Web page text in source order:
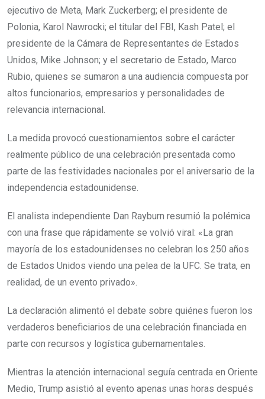
ejecutivo de Meta, Mark Zuckerberg; el presidente de
Polonia, Karol Nawrocki; el titular del FBI, Kash Patel; el
presidente de la Cámara de Representantes de Estados
Unidos, Mike Johnson; y el secretario de Estado, Marco
Rubio, quienes se sumaron a una audiencia compuesta por
altos funcionarios, empresarios y personalidades de
relevancia internacional.
La medida provocó cuestionamientos sobre el carácter
realmente público de una celebración presentada como
parte de las festividades nacionales por el aniversario de la
independencia estadounidense.
El analista independiente Dan Rayburn resumió la polémica
con una frase que rápidamente se volvió viral: «La gran
mayoría de los estadounidenses no celebran los 250 años
de Estados Unidos viendo una pelea de la UFC. Se trata, en
realidad, de un evento privado».
La declaración alimentó el debate sobre quiénes fueron los
verdaderos beneficiarios de una celebración financiada en
parte con recursos y logística gubernamentales.
Mientras la atención internacional seguía centrada en Oriente
Medio, Trump asistió al evento apenas unas horas después